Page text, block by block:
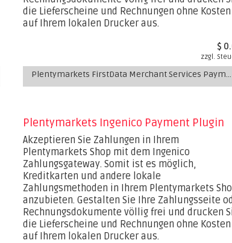
die Lieferscheine und Rechnungen ohne Kosten
auf Ihrem lokalen Drucker aus.
$
zzgl.
Plentymarkets FirstData Merchant Services Payment Plugin
Plentymarkets Ingenico Payment Plugin
Akzeptieren Sie Zahlungen in Ihrem
Plentymarkets Shop mit dem Ingenico
Zahlungsgateway. Somit ist es möglich,
Kreditkarten und andere lokale
Zahlungsmethoden in Ihrem Plentymarkets
anzubieten. Gestalten Sie Ihre Zahlungsseite
Rechnungsdokumente völlig frei und drucken
die Lieferscheine und Rechnungen ohne Kosten
auf Ihrem lokalen Drucker aus.